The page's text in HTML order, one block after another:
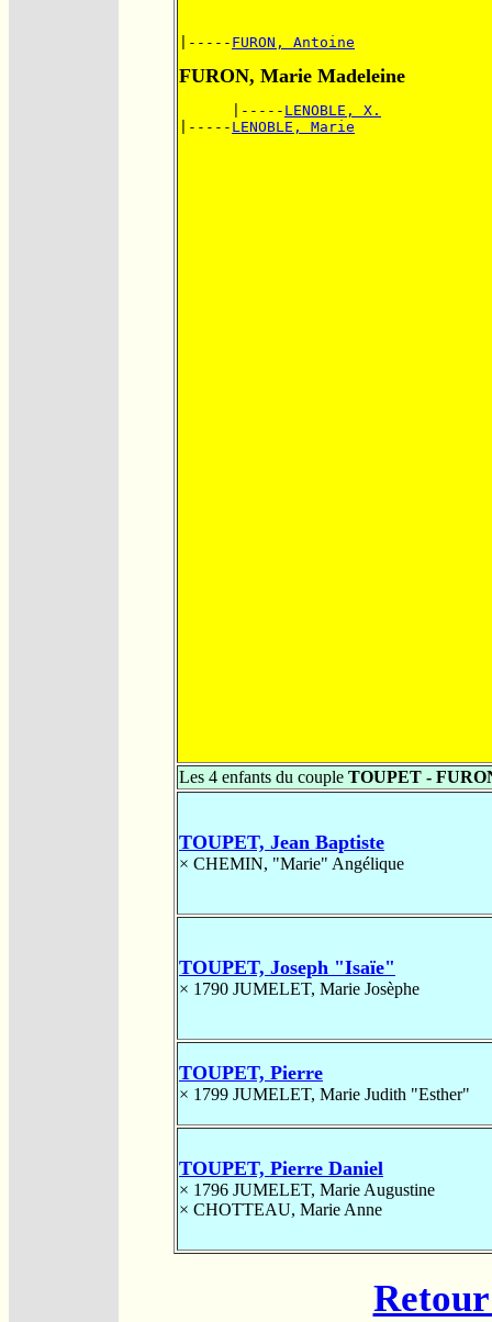
|----- FURON, Antoine
FURON, Marie Madeleine
      |-----
LENOBLE, X.
|----- LENOBLE, Marie
Les 4 enfants du couple TOUPET -
TOUPET, Jean Baptiste
× CHEMIN, "Marie" Angélique
TOUPET, Joseph "Isaïe"
× 1790 JUMELET, Marie Josèphe
TOUPET, Pierre
× 1799 JUMELET, Marie Judith "Esther"
TOUPET, Pierre Daniel
× 1796 JUMELET, Marie Augustine
× CHOTTEAU, Marie Anne